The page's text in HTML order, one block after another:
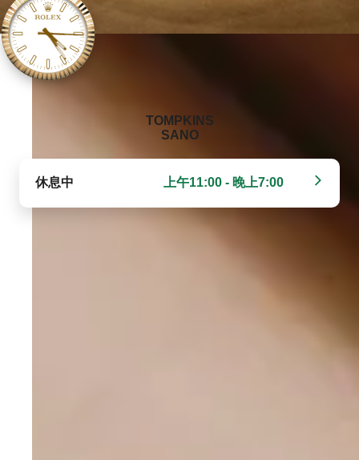
‭TOMPKINS
SANO‬
休息中 上午11:00 - 晚上7:00